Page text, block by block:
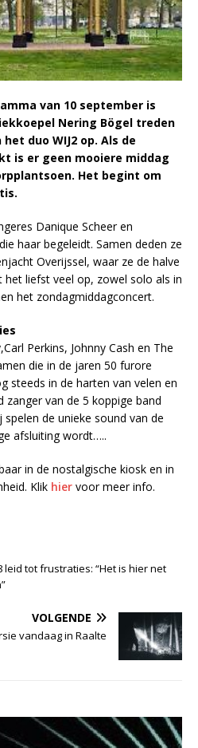
van 10 september is
Nering Bögel treden
duo WIJ2 op. Als de
is er geen mooiere middag
Het begint om
Danique Scheer en
haar begeleidt. Samen deden ze
Overijssel, waar ze de halve
het liefst veel op, zowel solo als in
het zondagmiddagconcert.
Perkins, Johnny Cash en The
die in de jaren 50 furore
steeds in de harten van velen en
zanger van de 5 koppige band
de unieke sound van de
afsluiting wordt…..
in de nostalgische kiosk en in
Klik hier voor meer info.
leid tot frustraties: “Het is hier net
VOLGENDE
vandaag in Raalte